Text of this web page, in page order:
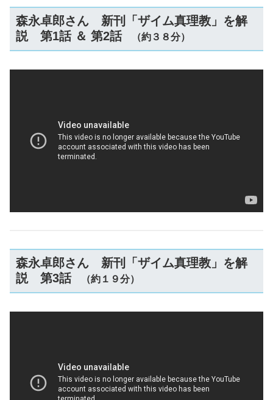
森永卓郎さん 新刊「ザイム真理教」を解
説 第1話 ＆ 第2話（約３８分）
森永卓郎さん 新刊「ザイム真理教」を解
説 第3話（約１９分）